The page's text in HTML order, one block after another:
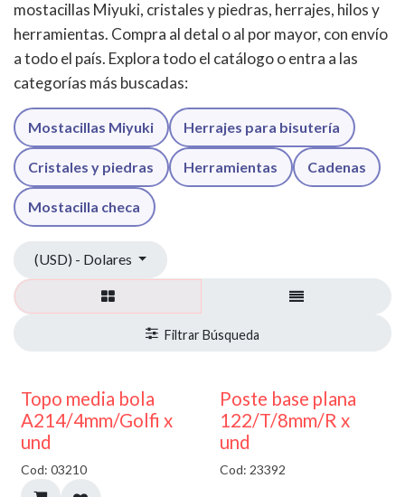
mostacillas Miyuki, cristales y piedras, herrajes, hilos y
herramientas. Compra al detal o al por mayor, con envío
a todo el país. Explora todo el catálogo o entra a las
categorías más buscadas:
Mostacillas Miyuki Herrajes para bisutería
Cristales y piedras Herramientas Cadenas
Mostacilla checa
(USD) - Dolares
40% DESCUENTO
Topo media bola
A214/4mm/Golfi x
und
Cod: 03210
Poste base plana
122/T/8mm/R x
und
Cod: 23392